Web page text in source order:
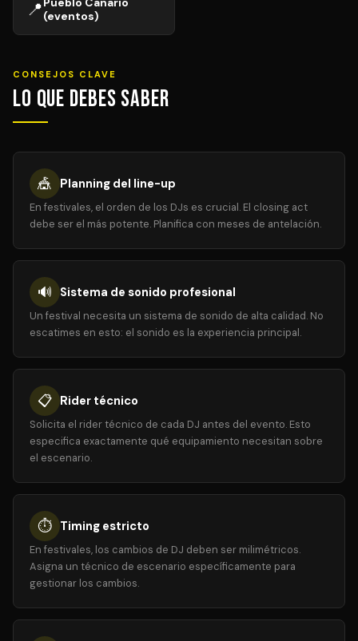
📍(eventos)
CONSEJOS CLAVE
Lo que debes saber
🎪 Planning del line-up
En festivales, el orden de los DJs es crucial. El closing act
debe ser el más potente. Planifica con meses de antelación.
🔊 Sistema de sonido profesional
Un festival necesita un sistema de sonido de alta calidad. No
escatimes en esto: el sonido es la experiencia principal.
📋 Rider técnico
Solicita el rider técnico de cada DJ antes del evento. Esto
especifica exactamente qué equipamiento necesitan sobre
el escenario.
⏱️ Timing estricto
En festivales, los cambios de DJ deben ser milimétricos.
Asigna un técnico de escenario específicamente para
gestionar los cambios.